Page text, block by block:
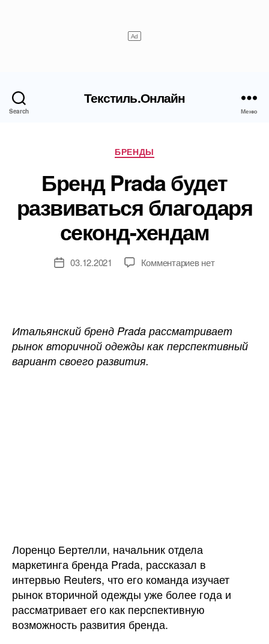
Search
Текстиль.Онлайн
Меню
Рубрики
БРЕНДЫ
Бренд Prada будет
развиваться благодаря
секонд-хендам
Дата03.12.2021 Комментариевк
развиваться
секонд-
нет
Итальянский бренд Prada рассматривает
рынок вторичной одежды как перспективный
вариант своего развития.
Лоренцо Бертелли, начальник отдела
маркетинга бренда Prada, рассказал в
интервью Reuters, что его команда изучает
рынок вторичной одежды уже более года и
рассматривает его как перспективную
возможность развития бренда.